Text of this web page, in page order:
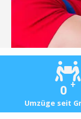
0 +
Umzüge seit